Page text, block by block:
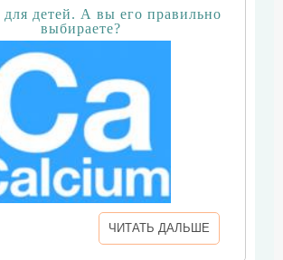
детей. А вы его правильно
выбираете?
ЧИТАТЬ ДАЛЬШЕ